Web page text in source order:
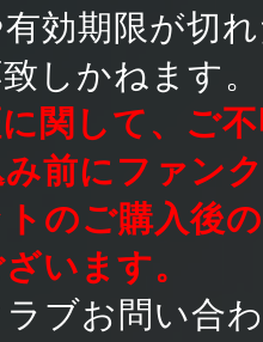
効期限が切
しかねます。
関して、ご
み前にファン
のご購入後
います。
ブお問い合